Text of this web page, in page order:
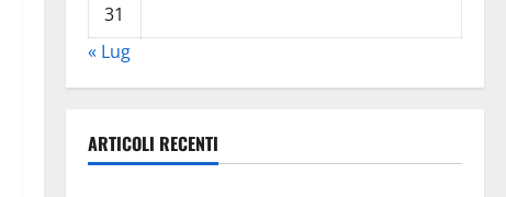
31
« Lug
ARTICOLI RECENTI